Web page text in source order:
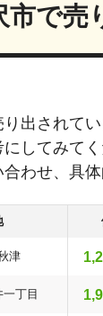
市で売
出されてい
してみてく
わせ、具
津
丁目